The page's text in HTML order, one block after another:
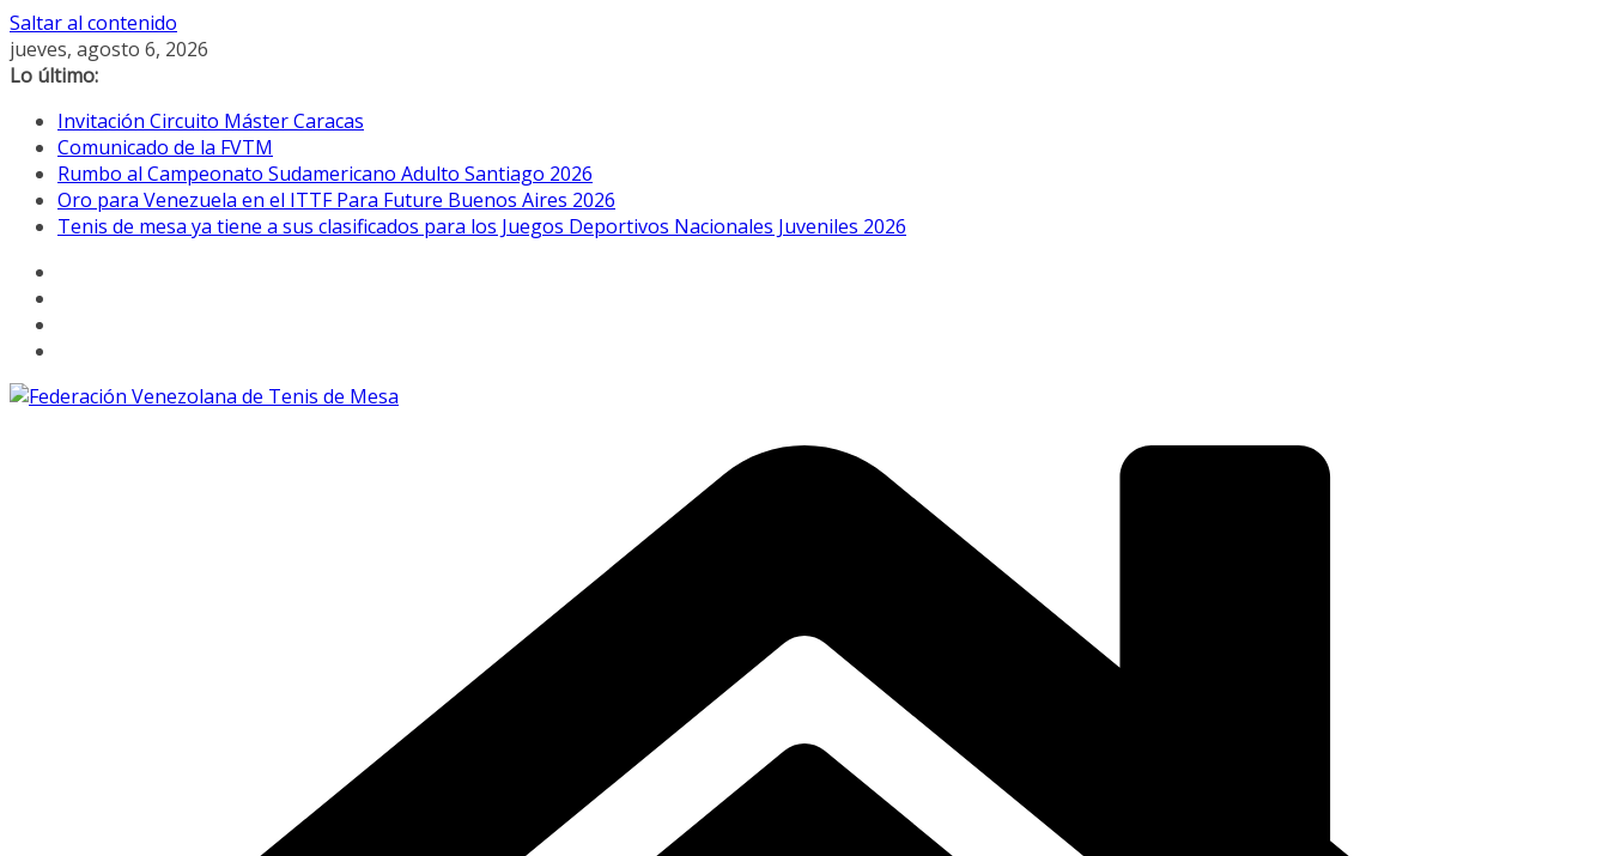
Saltar al contenido
jueves, agosto 6, 2026
Lo último:
Invitación Circuito Máster Caracas
Comunicado de la FVTM
Rumbo al Campeonato Sudamericano Adulto Santiago 2026
Oro para Venezuela en el ITTF Para Future Buenos Aires 2026
Tenis de mesa ya tiene a sus clasificados para los Juegos Deportivos Nacionales Juveniles 2026